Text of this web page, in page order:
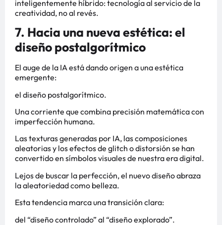
inteligentemente híbrido: tecnología al servicio de la
creatividad, no al revés.
7. Hacia una nueva estética: el
diseño postalgorítmico
El auge de la IA está dando origen a una estética
emergente:
el diseño postalgorítmico.
Una corriente que combina precisión matemática con
imperfección humana.
Las texturas generadas por IA, las composiciones
aleatorias y los efectos de glitch o distorsión se han
convertido en símbolos visuales de nuestra era digital.
Lejos de buscar la perfección, el nuevo diseño abraza
la aleatoriedad como belleza.
Esta tendencia marca una transición clara:
del “diseño controlado” al “diseño explorado”.